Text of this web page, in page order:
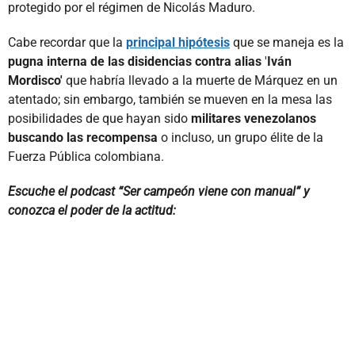
protegido por el régimen de Nicolás Maduro.
Cabe recordar que la principal hipótesis que se maneja es la
pugna interna de las disidencias contra alias ' Iván
Mordisco' que habría llevado a la muerte de Márquez en un
atentado; sin embargo, también se mueven en la mesa las
posibilidades de que hayan sido militares venezolanos
buscando las recompensa o incluso, un grupo élite de la
Fuerza Pública colombiana.
Escuche el podcast “Ser campeón viene con manual” y
conozca el poder de la actitud: